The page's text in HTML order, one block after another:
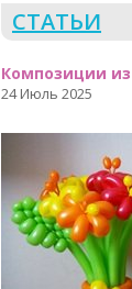
СТАТЬИ
Композиции
24 Июль 2025